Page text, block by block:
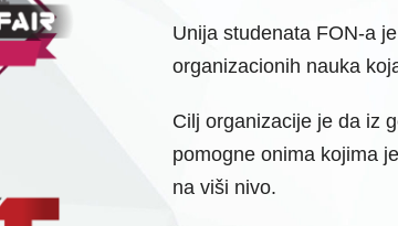
Unija studenata FON-a
organizacionih nauka
Cilj organizacije je da iz
pomogne onima kojima
na viši nivo.